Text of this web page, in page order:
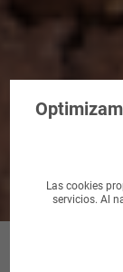
Las cookies
servicios. Al